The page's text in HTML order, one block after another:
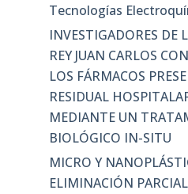
Tecnologías
INVESTIGADORES DE
REY JUAN CARLOS
LOS FÁRMACOS
RESIDUAL
MEDIANTE UN
BIOLÓGICO IN-SITU
MICRO Y
ELIMINACIÓN